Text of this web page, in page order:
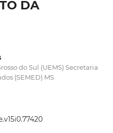
DA
do Sul (UEMS) Secretaria
(SEMED) MS